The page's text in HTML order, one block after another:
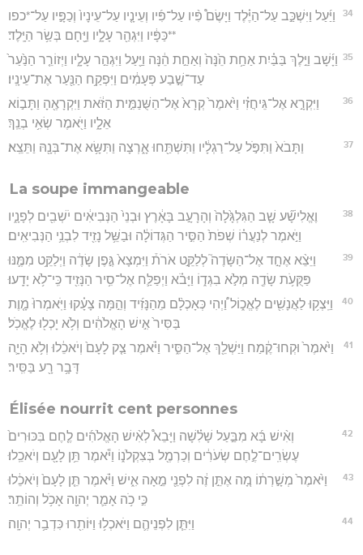
34
וַיַּ֜עַל וַיִּשְׁכַּ֣ב עַל־הַיֶּ֗לֶד וַיָּשֶׂם֩ פִּ֨יו עַל־פִּ֜יו וְעֵינָ֤יו עַל־עֵינָיו֙ וְכַפָּ֣יו עַל־*כפו
**כַּפָּ֔יו וַיִּגְהַ֖ר עָלָ֑יו וַיָּ֖חָם בְּשַׂ֥ר הַיָּֽלֶד׃
35 וַיָּ֜שָׁב וַיֵּ֣לֶךְ בַּבַּ֗יִת אַחַ֥ת הֵ֙נָּה֙ וְאַחַ֣ת הֵ֔נָּה וַיַּ֖עַל וַיִּגְהַ֣ר עָלָ֑יו וַיְזוֹרֵ֤ר הַנַּ֙עַר֙
עַד־שֶׁ֣בַע פְּעָמִ֔ים וַיִּפְקַ֥ח הַנַּ֖עַר אֶת־עֵינָֽיו׃
36
וַיִּקְרָ֣א אֶל־גֵּיחֲזִ֗י וַיֹּ֙אמֶר֙ קְרָא֙ אֶל־הַשֻּׁנַמִּ֣ית הַזֹּ֔את וַיִּקְרָאֶ֖הָ וַתָּב֣וֹא
אֵלָ֑יו וַיֹּ֖אמֶר שְׂאִ֥י בְנֵֽךְ׃
37 וַתָּבֹא֙ וַתִּפֹּ֣ל עַל־רַגְלָ֔יו וַתִּשְׁתַּ֖חוּ אָ֑רְצָה וַתִּשָּׂ֥א אֶת־בְּנָ֖הּ וַתֵּצֵֽא׃
La soupe immangeable
38
וֶאֱלִישָׁ֞ע שָׁ֤ב הַגִּלְגָּ֙לָה֙ וְהָרָעָ֣ב בָּאָ֔רֶץ וּבְנֵי֙ הַנְּבִיאִ֔ים יֹשְׁבִ֖ים לְפָנָ֑יו
וַיֹּ֣אמֶר לְנַעֲר֗וֹ שְׁפֹת֙ הַסִּ֣יר הַגְּדוֹלָ֔ה וּבַשֵּׁ֥ל נָזִ֖יד לִבְנֵ֥י הַנְּבִיאִֽים׃
39
וַיֵּצֵ֨א אֶחָ֣ד אֶל־הַשָּׂדֶה֮ לְלַקֵּ֣ט אֹרֹת֒ וַיִּמְצָא֙ גֶּ֣פֶן שָׂדֶ֔ה וַיְלַקֵּ֥ט מִמֶּ֛נּוּ
פַּקֻּעֹ֥ת שָׂדֶ֖ה מְלֹ֣א בִגְד֑וֹ וַיָּבֹ֗א וַיְפַלַּ֛ח אֶל־סִ֥יר הַנָּזִ֖יד כִּֽי־לֹ֥א יָדָֽעוּ׃
40
וַיִּֽצְק֥וּ לַאֲנָשִׁ֖ים לֶאֱכ֑וֹל וַ֠יְהִי כְּאָכְלָ֨ם מֵהַנָּזִ֜יד וְהֵ֣מָּה צָעָ֗קוּ וַיֹּֽאמְרוּ֙ מָ֤וֶת
בַּסִּיר֙ אִ֣ישׁ הָאֱלֹהִ֔ים וְלֹ֥א יָכְל֖וּ לֶאֱכֹֽל׃
41
וַיֹּ֙אמֶר֙ וּקְחוּ־קֶ֔מַח וַיַּשְׁלֵ֖ךְ אֶל־הַסִּ֑יר וַיֹּ֗אמֶר צַ֤ק לָעָם֙ וְיֹאכֵ֔לוּ וְלֹ֥א הָיָ֛ה
דָּבָ֥ר רָ֖ע בַּסִּֽיר׃
Élisée nourrit cent personnes
42
וְאִ֨ישׁ בָּ֜א מִבַּ֣עַל שָׁלִ֗שָׁה וַיָּבֵא֩ לְאִ֨ישׁ הָאֱלֹהִ֜ים לֶ֤חֶם בִּכּוּרִים֙
עֶשְׂרִֽים־לֶ֣חֶם שְׂעֹרִ֔ים וְכַרְמֶ֖ל בְּצִקְלֹנ֑וֹ וַיֹּ֕אמֶר תֵּ֥ן לָעָ֖ם וְיֹאכֵֽלוּ׃
43
וַיֹּ֙אמֶר֙ מְשָׁ֣רְת֔וֹ מָ֚ה אֶתֵּ֣ן זֶ֔ה לִפְנֵ֖י מֵ֣אָה אִ֑ישׁ וַיֹּ֗אמֶר תֵּ֤ן לָעָם֙ וְיֹאכֵ֔לוּ
כִּ֣י כֹ֥ה אָמַ֛ר יְהוָ֖ה אָכֹ֥ל וְהוֹתֵֽר׃
44 וַיִּתֵּ֧ן לִפְנֵיהֶ֛ם וַיֹּאכְל֥וּ וַיּוֹתִ֖רוּ כִּדְבַ֥ר יְהוָֽה׃